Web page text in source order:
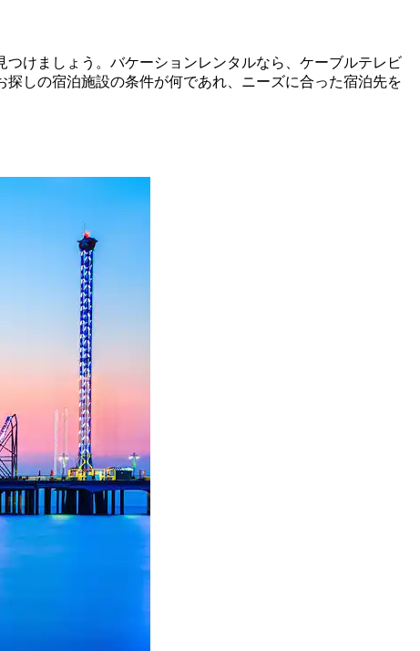
けましょう。バケーションレンタルなら、ケーブルテレビ
しの宿泊施設の条件が何であれ、ニーズに合った宿泊先を